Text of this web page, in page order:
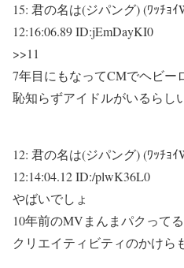
15: 君の名は(ジパング) (ﾜｯﾁｮｲ
12:16:06.89 ID:jEmDayKI0
>>11
7年目にもなってCMでヘビー
恥知らずアイドルがいるらし
12: 君の名は(ジパング) (ﾜｯﾁｮｲ
12:14:04.12 ID:/plwK36L0
やばいでしょ
10年前のMVまんまパクって
クリエイティビティのかけら